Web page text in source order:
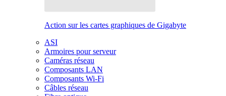
Action sur les cartes graphiques de Gigabyte
ASI
Armoires pour serveur
Caméras réseau
Composants LAN
Composants Wi-Fi
Câbles réseau